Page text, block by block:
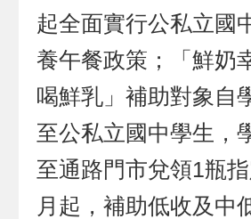
起全面實行公私立國
養午餐政策；「鮮奶
喝鮮乳」補助對象自
至公私立國中學生，
至通路門市兌領1瓶
月起，補助低收及中